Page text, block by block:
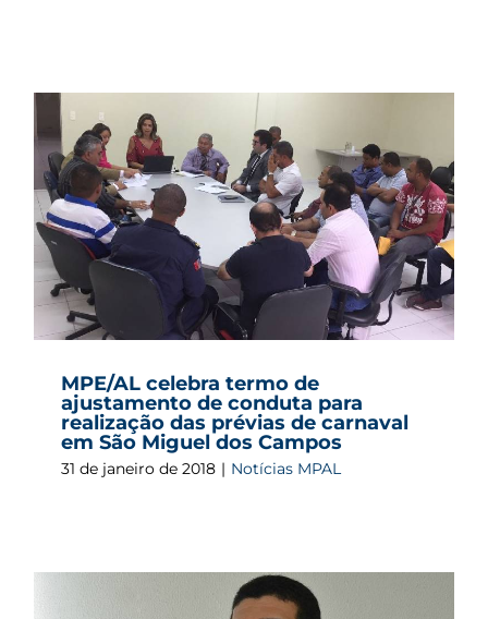
MPE/AL celebra termo de
ajustamento de conduta para
realização das prévias de carnaval
em São Miguel dos Campos
31 de janeiro de 2018 | Notícias MPAL